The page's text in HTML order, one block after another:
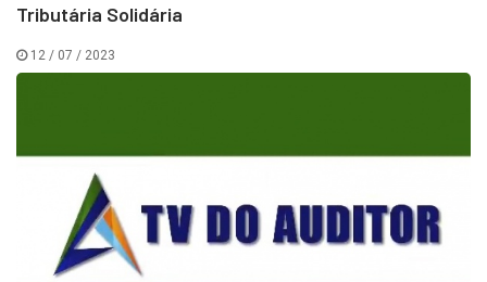
Tributária Solidária
12 / 07 / 2023